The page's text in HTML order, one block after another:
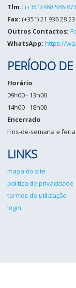
Tlm.: (+351) 968 586 871
Fax: (+351) 21 936 28 23
Outros Contactos:
WhatsApp: https://
PERÍODO
Horário
09h00 - 13h00
14h00 - 18h00
Encerrado
Fins-de-semana e
LINKS
mapa do site
política de privacidade
termos de utilização
login